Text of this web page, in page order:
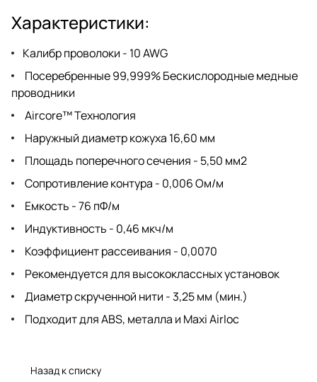
Характеристики:
Калибр проволоки - 10 AWG
Посеребренные 99,999% Бескислородные медные
проводники
Aircore™ Технология
Наружный диаметр кожуха 16,60 мм
Площадь поперечного сечения - 5,50 мм2
Сопротивление контура - 0,006 Ом/м
Емкость - 76 пФ/м
Индуктивность - 0,46 мкч/м
Коэффициент рассеивания - 0,0070
Рекомендуется для высококлассных установок
Диаметр скрученной нити - 3,25 мм (мин.)
Подходит для ABS, металла и Maxi Airloc
Назад к списку